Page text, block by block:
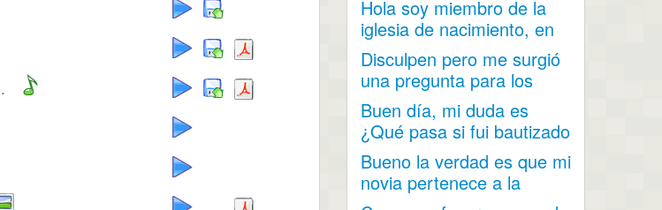
Hola soy miembro de la
iglesia de nacimiento, en
mi adolescencia me...
Disculpen pero me surgió
una pregunta para los
hombres (soy hombre) ¿...
Buen día, mi duda es
¿Qué pasa si fui bautizado
a los 15 años y...
Bueno la verdad es que mi
novia pertenece a la
iglesia y me a contado...